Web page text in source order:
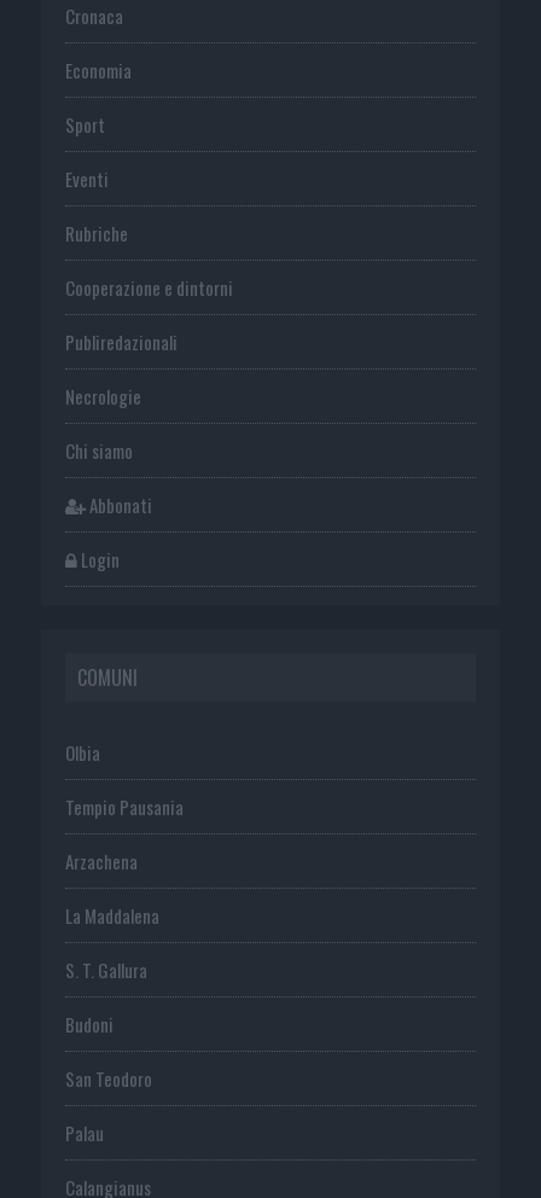
Cronaca
Economia
Sport
Eventi
Rubriche
Cooperazione e dintorni
Publiredazionali
Necrologie
Chi siamo
Abbonati
Login
COMUNI
Olbia
Tempio Pausania
Arzachena
La Maddalena
S. T. Gallura
Budoni
San Teodoro
Palau
Calangianus